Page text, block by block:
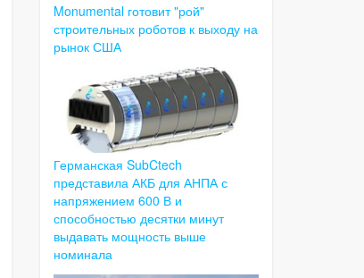
Monumental готовит "рой"
строительных роботов к выходу на
рынок США
Германская SubCtech
представила АКБ для АНПА с
напряжением 600 В и
способностью десятки минут
выдавать мощность выше
номинала